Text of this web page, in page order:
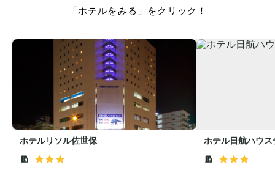
「ホテルをみる」をクリック！